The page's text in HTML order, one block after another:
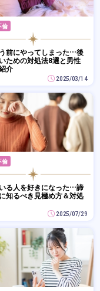
倫
前にやってしまった…後
ための対処法8選と男性
介
2025/03/14
倫
る人を好きになった…諦
知るべき見極め方＆対処
2025/07/29